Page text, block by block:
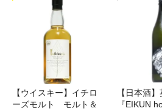
【ウイスキー】イチロ
ーズモルト モルト＆
【日本酒
『EIKUN